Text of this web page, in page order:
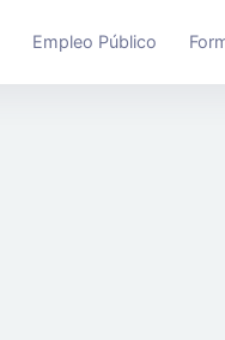
Empleo Público